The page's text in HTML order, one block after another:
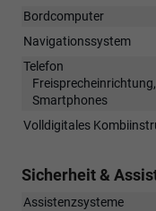
Bordcomputer
Navigationssystem
Telefon
Smartphones
Volldigitales
Sicherheit &
Assistenzsysteme